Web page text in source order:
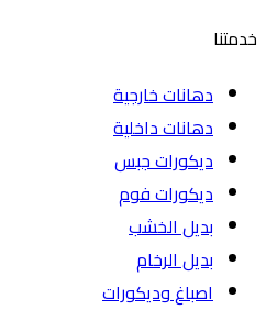
خدمتنا
دهانات خارجية
دهانات داخلية
ديكورات جبس
ديكورات فوم
بديل الخشب
بديل الرخام
اصباغ وديكورات